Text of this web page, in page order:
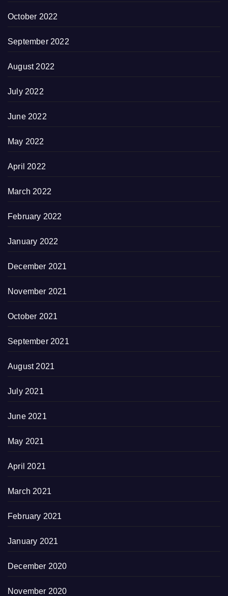
October 2022
September 2022
August 2022
July 2022
June 2022
May 2022
April 2022
March 2022
February 2022
January 2022
December 2021
November 2021
October 2021
September 2021
August 2021
July 2021
June 2021
May 2021
April 2021
March 2021
February 2021
January 2021
December 2020
November 2020